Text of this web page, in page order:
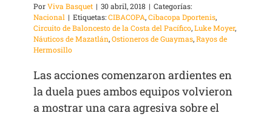
PorViva Basquet | 30 abril, 2018 | Categorías:
Nacional | Etiquetas:CIBACOPA,Cibacopa Dportenis,
Circuito de Baloncesto de la Costa del Pacífico,Luke Moyer,
Náuticos de Mazatlán,Ostioneros de Guaymas,Rayos de
Hermosillo
Las acciones comenzaron ardientes en
la duela pues ambos equipos volvieron
a mostrar una cara agresiva sobre el